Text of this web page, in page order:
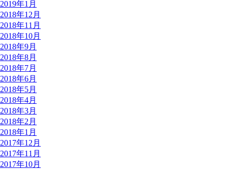
2019年1月
2018年12月
2018年11月
2018年10月
2018年9月
2018年8月
2018年7月
2018年6月
2018年5月
2018年4月
2018年3月
2018年2月
2018年1月
2017年12月
2017年11月
2017年10月